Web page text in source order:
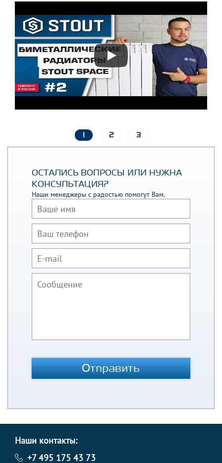
2 3
ОСТАЛИСЬ ВОПРОСЫ ИЛИ НУЖНА
КОНСУЛЬТАЦИЯ?
Наши менеджеры с радостью помогут Вам.
Отправить
Наши контакты:
+7 495 175 43 73